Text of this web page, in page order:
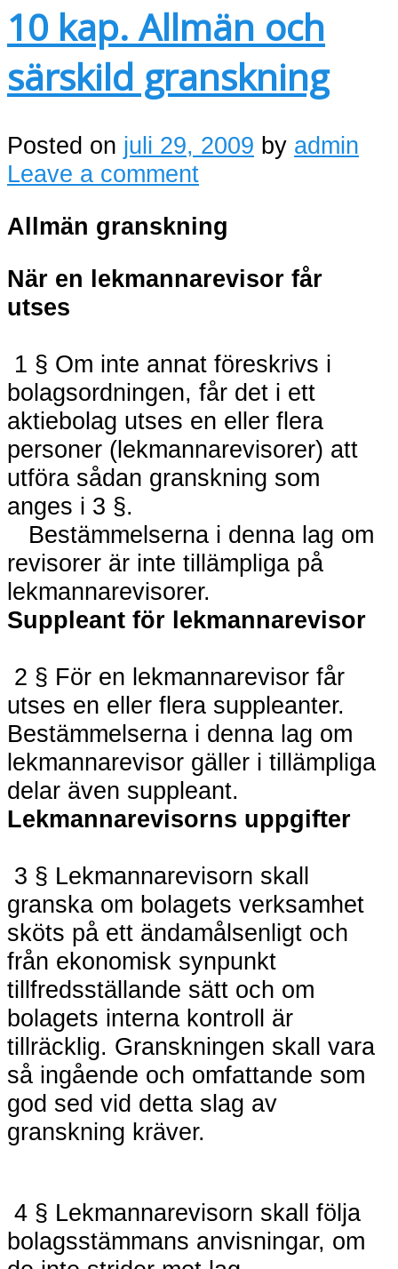
10 kap. Allmän och
särskild granskning
Posted on juli 29, 2009 by admin
Leave a comment
Allmän granskning
När en lekmannarevisor får
utses
1 § Om inte annat föreskrivs i
bolagsordningen, får det i ett
aktiebolag utses en eller flera
personer (lekmannarevisorer) att
utföra sådan granskning som
anges i 3 §.
Bestämmelserna i denna lag om
revisorer är inte tillämpliga på
lekmannarevisorer.
Suppleant för lekmannarevisor
2 § För en lekmannarevisor får
utses en eller flera suppleanter.
Bestämmelserna i denna lag om
lekmannarevisor gäller i tillämpliga
delar även suppleant.
Lekmannarevisorns uppgifter
3 § Lekmannarevisorn skall
granska om bolagets verksamhet
sköts på ett ändamålsenligt och
från ekonomisk synpunkt
tillfredsställande sätt och om
bolagets interna kontroll är
tillräcklig. Granskningen skall vara
så ingående och omfattande som
god sed vid detta slag av
granskning kräver.
4 § Lekmannarevisorn skall följa
bolagsstämmans anvisningar, om